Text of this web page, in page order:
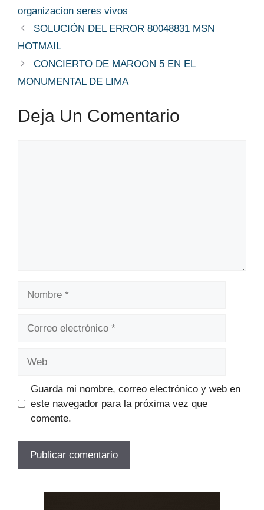
organizacion seres vivos
SOLUCIÓN DEL ERROR 80048831 MSN
HOTMAIL
CONCIERTO DE MAROON 5 EN EL
MONUMENTAL DE LIMA
Deja Un Comentario
Guarda mi nombre, correo electrónico y web en
este navegador para la próxima vez que
comente.